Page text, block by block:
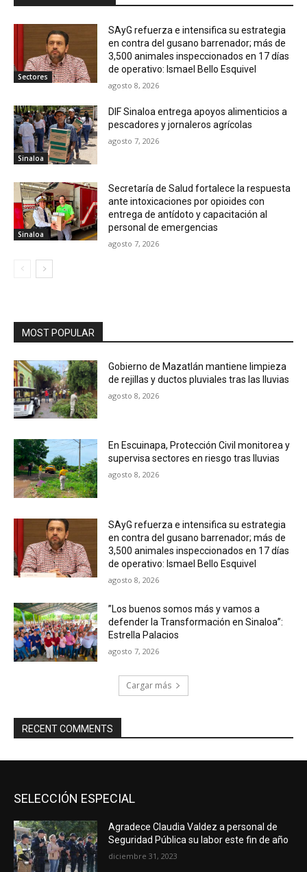
Sectores
SAyG refuerza e intensifica su estrategia
en contra del gusano barrenador; más de
3,500 animales inspeccionados en 17 días
de operativo: Ismael Bello Esquivel
agosto 8, 2026
Sinaloa
DIF Sinaloa entrega apoyos alimenticios a
pescadores y jornaleros agrícolas
agosto 7, 2026
Sinaloa
Secretaría de Salud fortalece la respuesta
ante intoxicaciones por opioides con
entrega de antídoto y capacitación al
personal de emergencias
agosto 7, 2026
MOST POPULAR
Gobierno de Mazatlán mantiene limpieza
de rejillas y ductos pluviales tras las lluvias
agosto 8, 2026
En Escuinapa, Protección Civil monitorea y
supervisa sectores en riesgo tras lluvias
agosto 8, 2026
SAyG refuerza e intensifica su estrategia
en contra del gusano barrenador; más de
3,500 animales inspeccionados en 17 días
de operativo: Ismael Bello Esquivel
agosto 8, 2026
”Los buenos somos más y vamos a
defender la Transformación en Sinaloa”:
Estrella Palacios
agosto 7, 2026
Cargar más
RECENT COMMENTS
SELECCIÓN ESPECIAL
Agradece Claudia Valdez a personal de
Seguridad Pública su labor este fin de año
diciembre 31, 2023